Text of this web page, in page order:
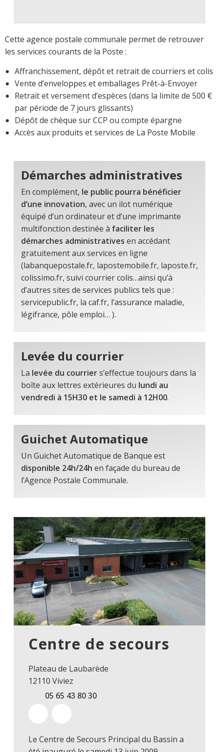
Cette agence postale communale permet de retrouver
les services courants de la Poste :
Affranchissement, dépôt et retrait de courriers et colis
Vente d’enveloppes et emballages Prêt-à-Envoyer
Retrait et versement d’espèces (dans la limite de 500 €
par période de 7 jours glissants)
Dépôt de chèque sur CCP ou compte épargne
Accès aux produits et services de La Poste Mobile
Démarches administratives
En complément, le public pourra bénéficier
d’une innovation, avec un ilot numérique
équipé d’un ordinateur et d’une imprimante
multifonction destinée à faciliter les
démarches administratives en accédant
gratuitement aux services en ligne
(labanquepostale.fr, lapostemobile.fr, laposte.fr,
colissimo.fr, suivi courrier colis…ainsi qu’à
d’autres sites de services publics tels que :
servicepublic.fr, la caf.fr, l’assurance maladie,
légifrance, pôle emploi… ).
Levée du courrier
La levée du courriers’effectue toujours dans la
boîte aux lettres extérieures du lundi au
vendredi à 15H30 et le samedi à 12H00.
Guichet Automatique
Un Guichet Automatique de Banque est
disponible 24h/24h en façade du bureau de
l’Agence Postale Communale.
Centre de secours
Plateau de Laubarède
12110 Viviez
05 65 43 80 30
Le Centre de Secours Principal du Bassin a